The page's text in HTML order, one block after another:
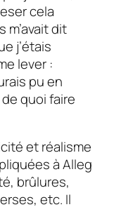
cela
m’avait dit
j’étais
lever :
pu en
quoi faire
et réalisme
à Alleg
brûlures,
etc. Il